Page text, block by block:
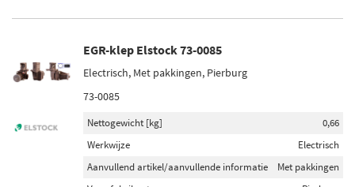
EGR-klep Elstock 73-0085
Electrisch, Met pakkingen, Pierburg
73-0085
Nettogewicht [kg]
0,66
Werkwijze
Electrisch
Aanvullend artikel/aanvullende informatie
Met pakkingen